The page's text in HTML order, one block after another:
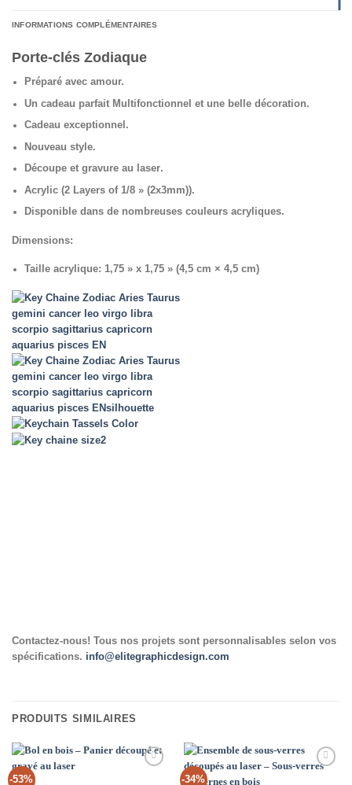
INFORMATIONS COMPLÉMENTAIRES
Porte-clés Zodiaque
Préparé avec amour.
Un cadeau parfait Multifonctionnel et une belle décoration.
Cadeau exceptionnel.
Nouveau style.
Découpe et gravure au laser.
Acrylic (2 Layers of 1/8 » (2x3mm)).
Disponible dans de nombreuses couleurs acryliques.
Dimensions:
Taille acrylique: 1,75 » x 1,75 » (4,5 cm × 4,5 cm)
Contactez-nous! Tous nos projets sont personnalisables selon vos
spécifications. info@elitegraphicdesign.com
PRODUITS SIMILAIRES
-53% -34%